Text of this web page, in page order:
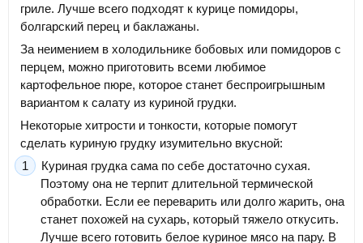
гриле. Лучше всего подходят к курице помидоры,
болгарский перец и баклажаны.
За неимением в холодильнике бобовых или помидоров с
перцем, можно приготовить всеми любимое
картофельное пюре, которое станет беспроигрышным
вариантом к салату из куриной грудки.
Некоторые хитрости и тонкости, которые помогут
сделать куриную грудку изумительно вкусной:
Куриная грудка сама по себе достаточно сухая.
Поэтому она не терпит длительной термической
обработки. Если ее переварить или долго жарить, она
станет похожей на сухарь, который тяжело откусить.
Лучше всего готовить белое куриное мясо на пару. В